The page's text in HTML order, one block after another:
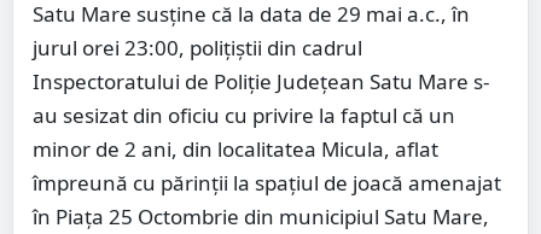
Satu Mare susține că la data de 29 mai a.c., în
jurul orei 23:00, polițiștii din cadrul
Inspectoratului de Poliție Județean Satu Mare s-
au sesizat din oficiu cu privire la faptul că un
minor de 2 ani, din localitatea Micula, aflat
împreună cu părinții la spațiul de joacă amenajat
în Piața 25 Octombrie din municipiul Satu Mare,